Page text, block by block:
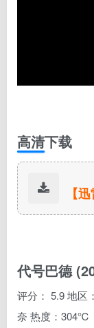
高清下载
【
代号巴德
评分： 5.9 地区
奈 热度：304℃